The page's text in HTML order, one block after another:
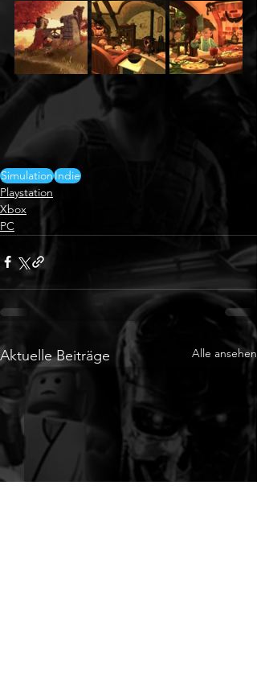
SimulationIndie
Playstation
Xbox
PC
Aktuelle Beiträge Alle ansehen